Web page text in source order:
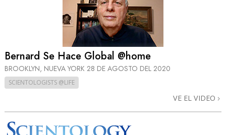
Bernard Se Hace Global @home
BROOKLYN, NUEVA YORK 28 DE AGOSTO DEL 2020
SCIENTOLOGISTS @LIFE
VE EL VIDEO